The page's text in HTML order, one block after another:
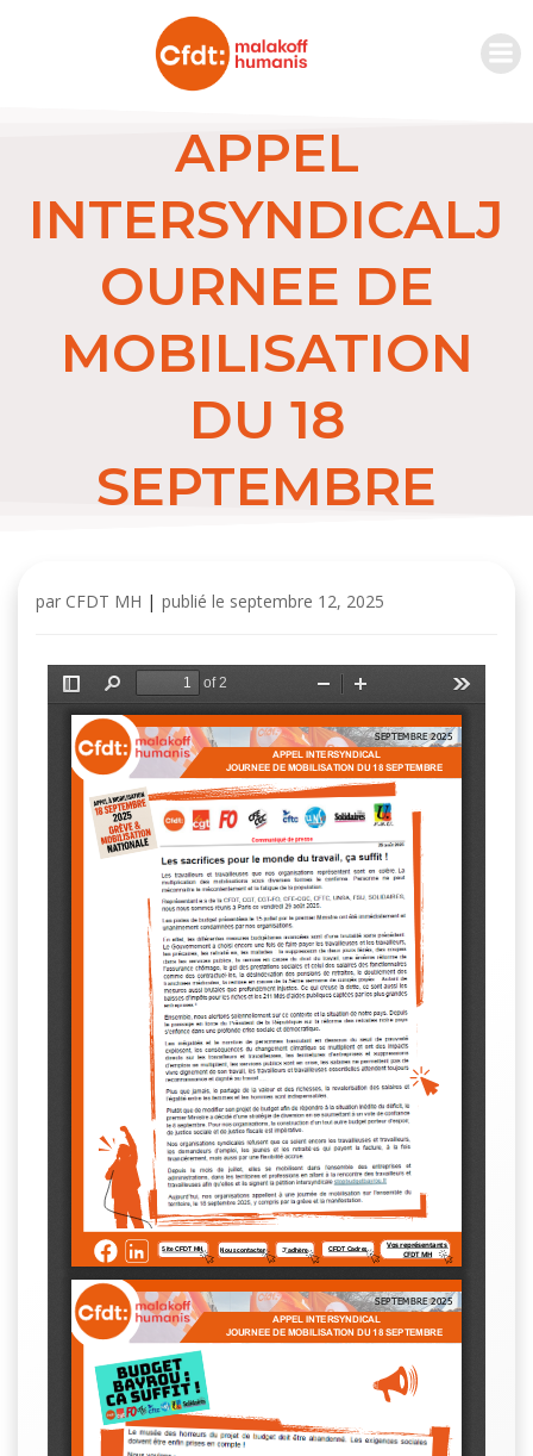
APPEL
INTERSYNDICALJ
OURNEE DE
MOBILISATION
DU 18
SEPTEMBRE
par CFDT MH | publié le septembre 12, 2025